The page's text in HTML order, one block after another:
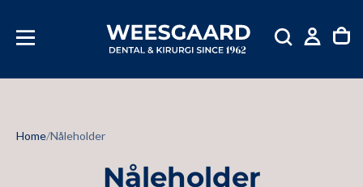
INDHOLD
Home/Nåleholder
Nåleholder